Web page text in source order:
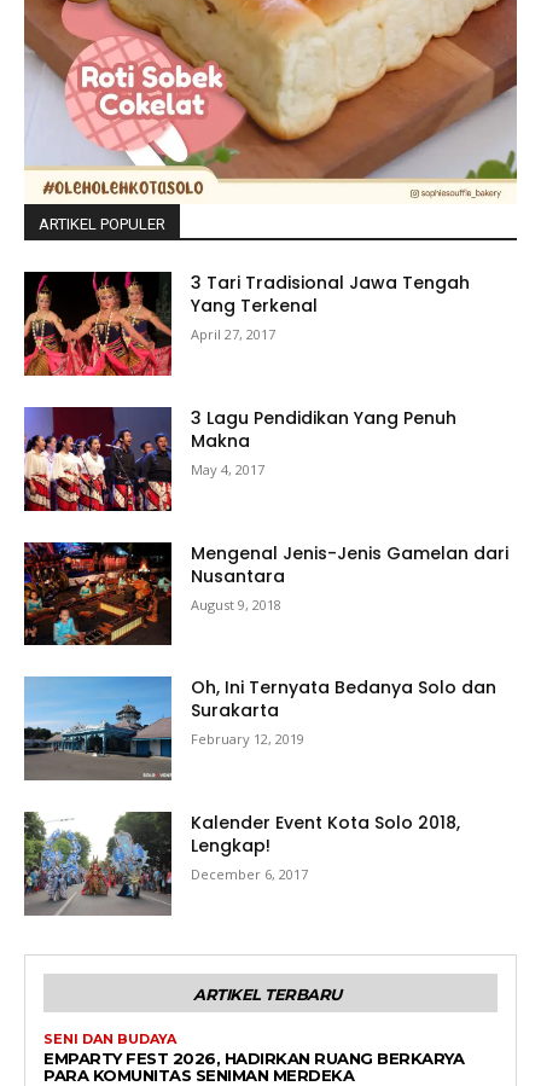
ARTIKEL POPULER
3 Tari Tradisional Jawa Tengah
Yang Terkenal
April 27, 2017
3 Lagu Pendidikan Yang Penuh
Makna
May 4, 2017
Mengenal Jenis-Jenis Gamelan dari
Nusantara
August 9, 2018
Oh, Ini Ternyata Bedanya Solo dan
Surakarta
February 12, 2019
Kalender Event Kota Solo 2018,
Lengkap!
December 6, 2017
ARTIKEL TERBARU
SENI DAN BUDAYA
EMPARTY FEST 2026, HADIRKAN RUANG BERKARYA
PARA KOMUNITAS SENIMAN MERDEKA